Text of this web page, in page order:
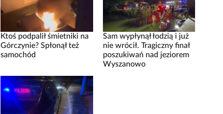
Ktoś podpalił śmietniki na
Górczynie? Spłonął też
samochód
Sam wypłynął łodzią i już
nie wrócił. Tragiczny finał
poszukiwań nad jeziorem
Wyszanowo